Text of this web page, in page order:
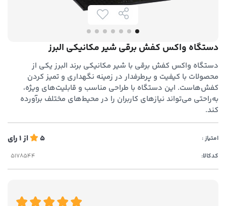
دستگاه واکس کفش برقی شیر مکانیکی البرز
دستگاه واکس کفش برقی با شیر مکانیکی برند البرز یکی از
محصولات با کیفیت و پرطرفدار در زمینه نگهداری و تمیز کردن
کفش‌هاست. این دستگاه با طراحی مناسب و قابلیت‌های ویژه،
به‌راحتی می‌تواند نیازهای کاربران را در محیط‌های مختلف برآورده
کند.
امتیاز : 5 از1رای
کدکالا: